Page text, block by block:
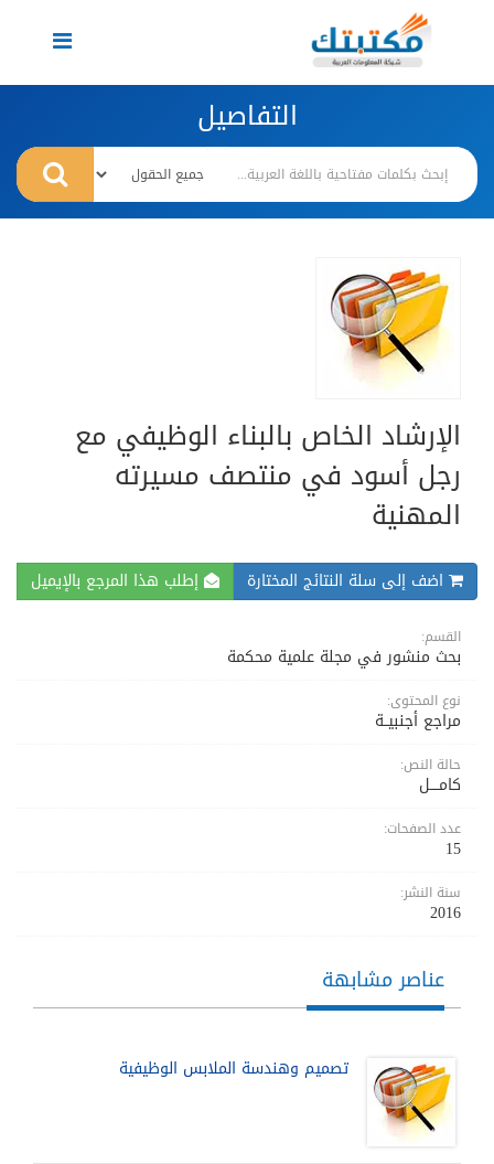
Toggle
navigation
التفاصيل
الإرشاد الخاص بالبناء الوظيفي مع
رجل أسود في منتصف مسيرته
المهنية
اضف إلى سلة النتائج المختارة إطلب هذا المرجع بالإيميل
القسم:
بحث منشور في مجلة علمية محكمة
نوع المحتوى:
مراجع أجنبيــة
حالة النص:
كامــــل
عدد الصفحات:
15
سنة النشر:
2016
عناصر مشابهة
تصميم وهندسة الملابس الوظيفية